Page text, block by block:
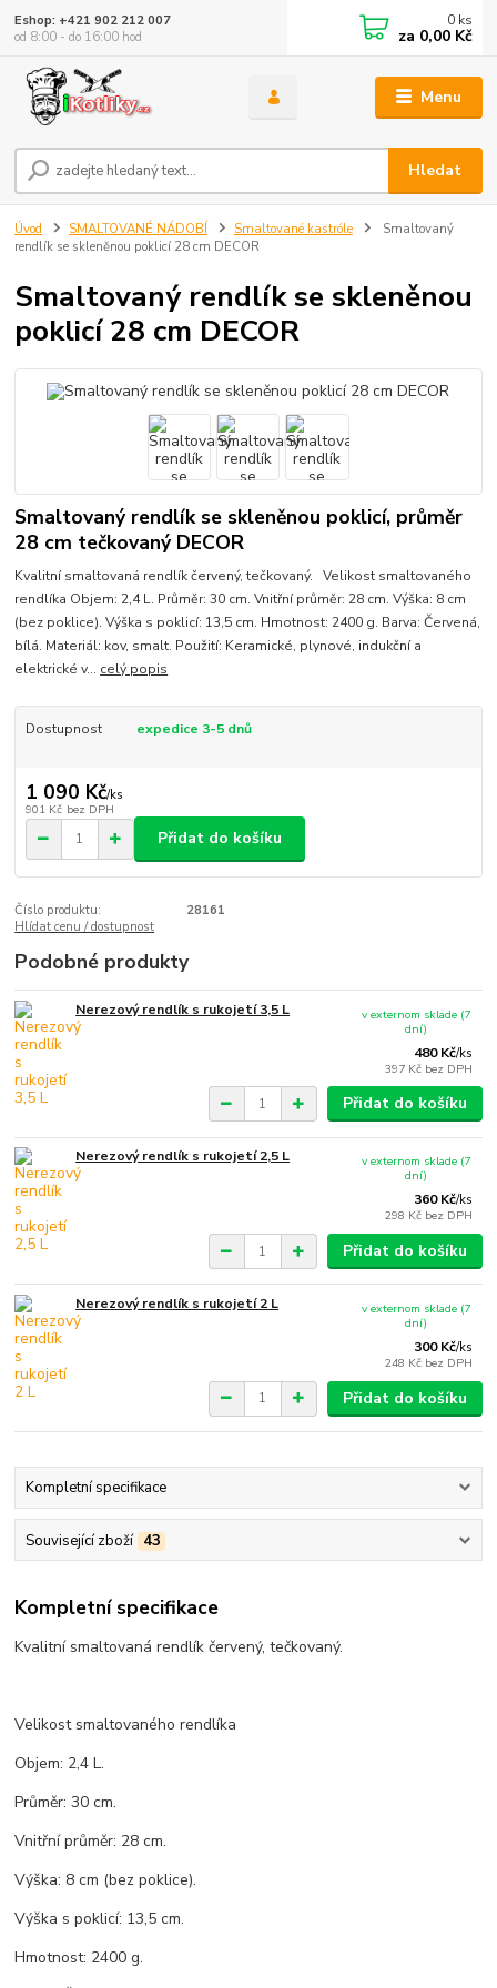
Menu
Hledat
Eshop: +421 902 212 007
od 8:00 - do 16:00 hod
0 ks
za 0,00 Kč
Úvod SMALTOVANÉ NÁDOBÍ Smaltované kastróle
Smaltovaný
rendlík se skleněnou poklicí 28 cm DECOR
Smaltovaný rendlík se skleněnou
poklicí 28 cm DECOR
Smaltovaný rendlík se skleněnou poklicí, průměr
28 cm tečkovaný DECOR
Kvalitní smaltovaná rendlík červený, tečkovaný. Velikost smaltovaného
rendlíka Objem: 2,4 L. Průměr: 30 cm. Vnitřní průměr: 28 cm. Výška: 8 cm
(bez poklice). Výška s poklicí: 13,5 cm. Hmotnost: 2400 g. Barva: Červená,
bílá. Materiál: kov, smalt. Použití: Keramické, plynové, indukční a
elektrické v... celý popis
Dostupnost expedice 3-5 dnů
1 090 Kč/ks
901 Kč bez DPH
Přidat do košíku
Číslo produktu:
28161
Hlídat cenu / dostupnost
Podobné produkty
Nerezový rendlík s rukojetí 3,5 L
480 Kč/ks
397 Kč bez DPH
v externom sklade (7
dní)
Přidat do košíku
Nerezový rendlík s rukojetí 2,5 L
360 Kč/ks
298 Kč bez DPH
v externom sklade (7
dní)
Přidat do košíku
Nerezový rendlík s rukojetí 2 L
300 Kč/ks
248 Kč bez DPH
v externom sklade (7
dní)
Přidat do košíku
Kompletní specifikace
Související zboží 43
Kompletní specifikace
Kvalitní smaltovaná rendlík červený, tečkovaný.
Velikost smaltovaného rendlíka
Objem: 2,4 L.
Průměr: 30 cm.
Vnitřní průměr: 28 cm.
Výška: 8 cm (bez poklice).
Výška s poklicí: 13,5 cm.
Hmotnost: 2400 g.